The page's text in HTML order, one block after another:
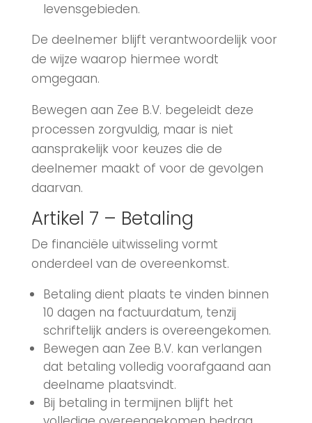
levensgebieden.
De deelnemer blijft verantwoordelijk voor
de wijze waarop hiermee wordt
omgegaan.
Bewegen aan Zee B.V. begeleidt deze
processen zorgvuldig, maar is niet
aansprakelijk voor keuzes die de
deelnemer maakt of voor de gevolgen
daarvan.
Artikel 7 – Betaling
De financiële uitwisseling vormt
onderdeel van de overeenkomst.
Betaling dient plaats te vinden binnen
10 dagen na factuurdatum, tenzij
schriftelijk anders is overeengekomen.
Bewegen aan Zee B.V. kan verlangen
dat betaling volledig voorafgaand aan
deelname plaatsvindt.
Bij betaling in termijnen blijft het